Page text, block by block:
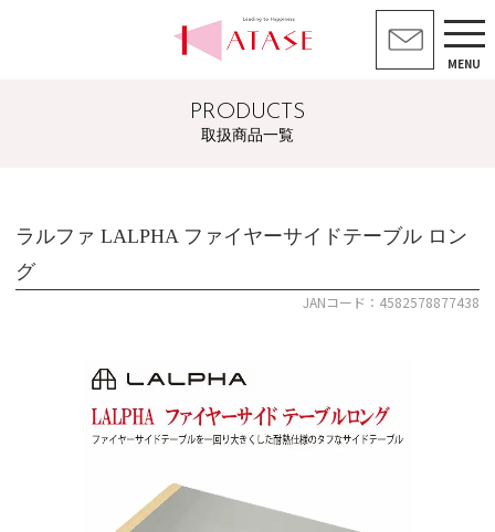
MENU
PRODUCTS
取扱商品一覧
ラルファ LALPHA ファイヤーサイドテーブル ロン
グ
JANコード：4582578877438